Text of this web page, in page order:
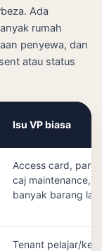
Ada
rumah
penyewa, dan
atau status
Isu VP biasa
Access card,
caj maintenance,
banyak barang
Tenant pelajar/